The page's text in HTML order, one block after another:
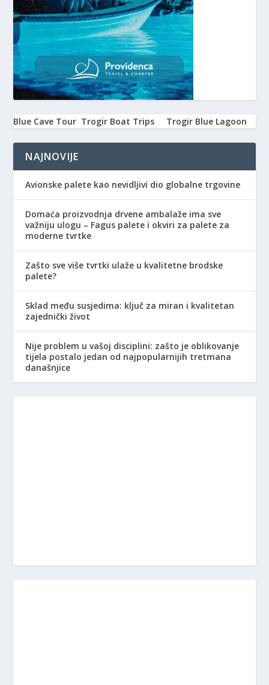
Blue Cave Tour Trogir Boat Trips Trogir Blue Lagoon
NAJNOVIJE
Avionske palete kao nevidljivi dio globalne trgovine
Domaća proizvodnja drvene ambalaže ima sve
važniju ulogu – Fagus palete i okviri za palete za
moderne tvrtke
Zašto sve više tvrtki ulaže u kvalitetne brodske
palete?
Sklad među susjedima: ključ za miran i kvalitetan
zajednički život
Nije problem u vašoj disciplini: zašto je oblikovanje
tijela postalo jedan od najpopularnijih tretmana
današnjice